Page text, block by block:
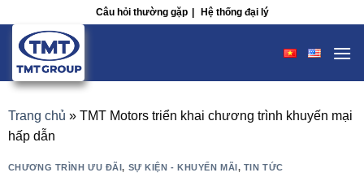
content
Câu hỏi thường gặp | Hệ thống đại lý
Trang chủ » TMT Motors triển khai chương trình khuyến mại
hấp dẫn
CHƯƠNG TRÌNH ƯU ĐÃI, SỰ KIỆN - KHUYẾN MÃI, TIN TỨC